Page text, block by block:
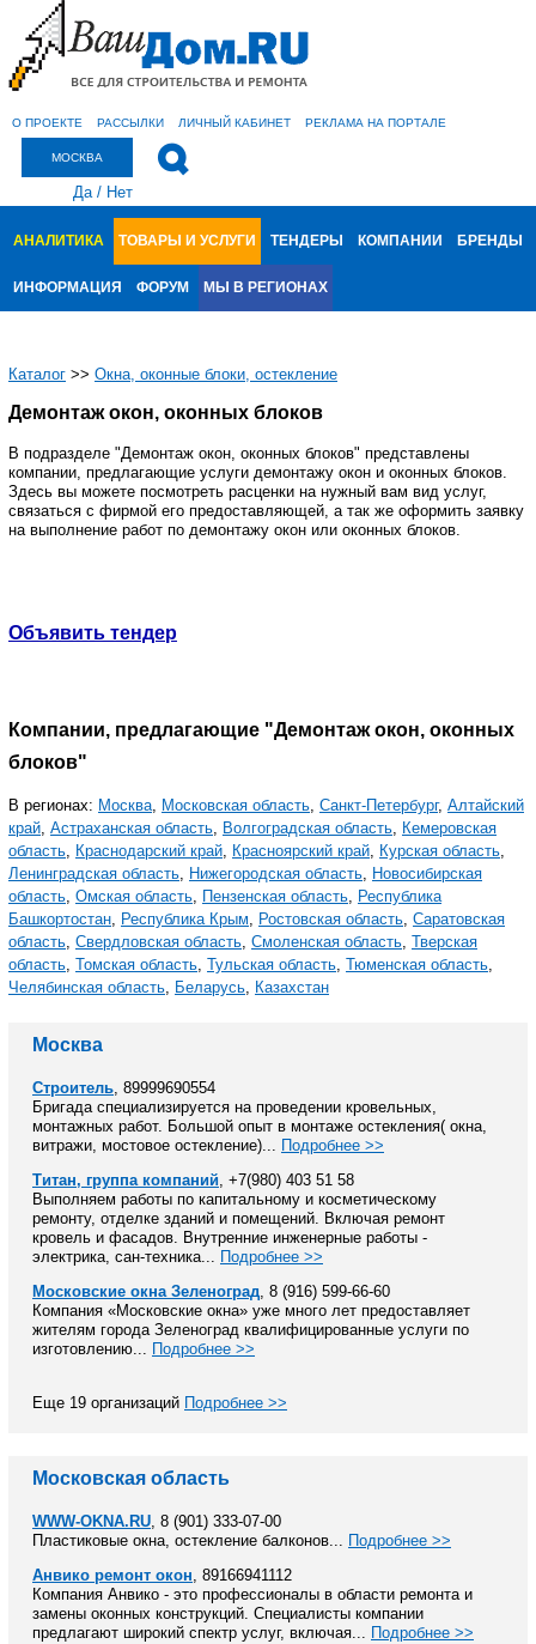
О ПРОЕКТЕ РАССЫЛКИ ЛИЧНЫЙ КАБИНЕТ РЕКЛАМА НА ПОРТАЛЕ
МОСКВА
Да/ Нет
АНАЛИТИКА ТОВАРЫ И УСЛУГИ ТЕНДЕРЫ КОМПАНИИ БРЕНДЫ
ИНФОРМАЦИЯ ФОРУМ МЫ В РЕГИОНАХ
Каталог >> Окна, оконные блоки, остекление
Демонтаж окон, оконных блоков
В подразделе "Демонтаж окон, оконных блоков" представлены
компании, предлагающие услуги демонтажу окон и оконных блоков.
Здесь вы можете посмотреть расценки на нужный вам вид услуг,
связаться с фирмой его предоставляющей, а так же оформить заявку
на выполнение работ по демонтажу окон или оконных блоков.
Объявить тендер
Компании, предлагающие "Демонтаж окон, оконных
блоков"
В регионах: Москва, Московская область, Санкт-Петербург, Алтайский
край, Астраханская область, Волгоградская область, Кемеровская
область, Краснодарский край, Красноярский край, Курская область,
Ленинградская область, Нижегородская область, Новосибирская
область, Омская область, Пензенская область, Республика
Башкортостан, Республика Крым, Ростовская область, Саратовская
область, Свердловская область, Смоленская область, Тверская
область, Томская область, Тульская область, Тюменская область,
Челябинская область, Беларусь, Казахстан
Москва
Строитель, 89999690554
Бригада специализируется на проведении кровельных,
монтажных работ. Большой опыт в монтаже остекления( окна,
витражи, мостовое остекление)... Подробнее >>
Титан, группа компаний, +7(980) 403 51 58
Выполняем работы по капитальному и косметическому
ремонту, отделке зданий и помещений. Включая ремонт
кровель и фасадов. Внутренние инженерные работы -
электрика, сан-техника... Подробнее >>
Московские окна Зеленоград, 8 (916) 599-66-60
Компания «Московские окна» уже много лет предоставляет
жителям города Зеленоград квалифицированные услуги по
изготовлению... Подробнее >>
Еще 19 организаций Подробнее >>
Московская область
WWW-OKNA.RU, 8 (901) 333-07-00
Пластиковые окна, остекление балконов... Подробнее >>
Анвико ремонт окон, 89166941112
Компания Анвико - это профессионалы в области ремонта и
замены оконных конструкций. Специалисты компании
предлагают широкий спектр услуг, включая... Подробнее >>